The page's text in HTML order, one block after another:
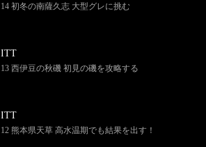
14 初冬の南薩久志 大型グレに挑む
ITT
13 西伊豆の秋磯 初見の磯を攻略する
ITT
12 熊本県天草 高水温期でも結果を出す！